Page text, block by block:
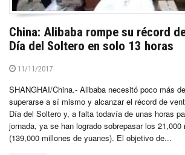
China: Alibaba rompe su récord
Día del Soltero en solo 13 horas
11/11/2017
SHANGHAI/China.- Alibaba necesitó poco más
superarse a sí mismo y alcanzar el récord de
Día del Soltero y, a falta todavía de unas horas
jornada, ya se han logrado sobrepasar los 21,000
(139,000 millones de yuanes). El objetivo de...